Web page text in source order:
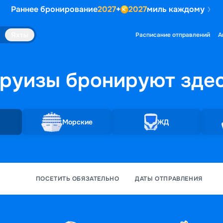
Раннее бронирование2027+ 2027миль каждому
Расписание отправлений
бронируют
Морские ЖД
ПОСЕТИТЬ ОБЯЗАТЕЛЬНО ДАТЫ ОТПРАВЛЕНИЯ